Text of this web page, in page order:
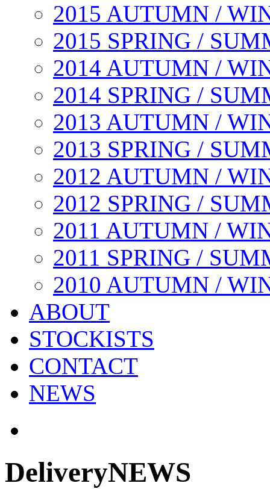
2015 AUTUMN /
2015 SPRING /
2014 AUTUMN /
2014 SPRING /
2013 AUTUMN /
2013 SPRING /
2012 AUTUMN /
2012 SPRING /
2011 AUTUMN /
2011 SPRING /
2010 AUTUMN /
ABOUT
STOCKISTS
CONTACT
NEWS
DeliveryNEWS